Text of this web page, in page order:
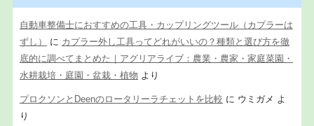
自動車整備士におすすめの工具・カップリングツール（カプラーは
ずし）
に カプラー外し工具ってどれがいいの？種類と選び方を徹
底的に調べてまとめた｜アグリアライブ：農業・農家・家庭菜園・
水耕栽培・庭園・盆栽・植物 より
プロクソンとDeenのロータリーラチェットを比較 に ウミガメ よ
り